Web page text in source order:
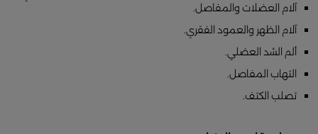
آلام العضلات والمفاصل.
آلام الظهر والعمود الفقري.
ألم الشد العضلي.
التهاب المفاصل.
تصلب الكتف.